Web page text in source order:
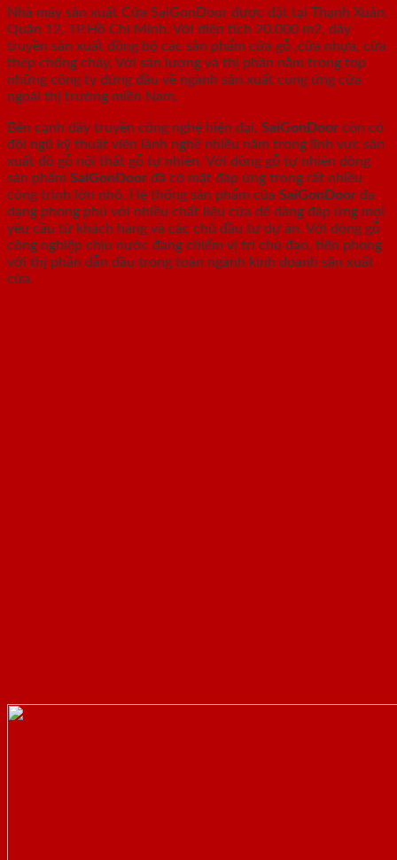
Nhà máy sản xuất Cửa SaiGonDoor được đặt tại Thạnh Xuân,
Quận 12, TP.Hồ Chí Minh. Với diện tích 20.000 m2, dây
truyền sản xuất đồng bộ các sản phẩm cửa gỗ ,cửa nhựa, cửa
thép chống cháy. Với sản lượng và thị phần nằm trong top
những công ty đứng đầu về ngành sản xuất cung ứng cửa
ngoài thị trường miền Nam.
Bên cạnh dây truyền công nghệ hiện đại, SaiGonDoor còn có
đội ngũ kỹ thuật viên lành nghề nhiều năm trong lĩnh vực sản
xuất đồ gỗ nội thất gỗ tự nhiên. Với dòng gỗ tự nhiên dòng
sản phẩm SaiGonDoor đã có mặt đáp ứng trong rất nhiều
công trình lớn nhỏ. Hệ thống sản phẩm của SaiGonDoor đa
dạng phong phú với nhiều chất liệu cửa dễ dàng đáp ứng mọi
yêu cầu từ khách hàng và các chủ đầu tư dự án. Với dòng gỗ
công nghiệp chịu nước đang chiếm vị trí chủ đạo, tiên phong
với thị phần dẫn đầu trong toàn ngành kinh doanh sản xuất
cửa.